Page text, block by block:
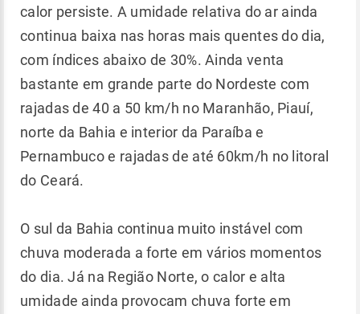
calor persiste. A umidade relativa do ar ainda
continua baixa nas horas mais quentes do dia,
com índices abaixo de 30%. Ainda venta
bastante em grande parte do Nordeste com
rajadas de 40 a 50 km/h no Maranhão, Piauí,
norte da Bahia e interior da Paraíba e
Pernambuco e rajadas de até 60km/h no litoral
do Ceará.
O sul da Bahia continua muito instável com
chuva moderada a forte em vários momentos
do dia. Já na Região Norte, o calor e alta
umidade ainda provocam chuva forte em